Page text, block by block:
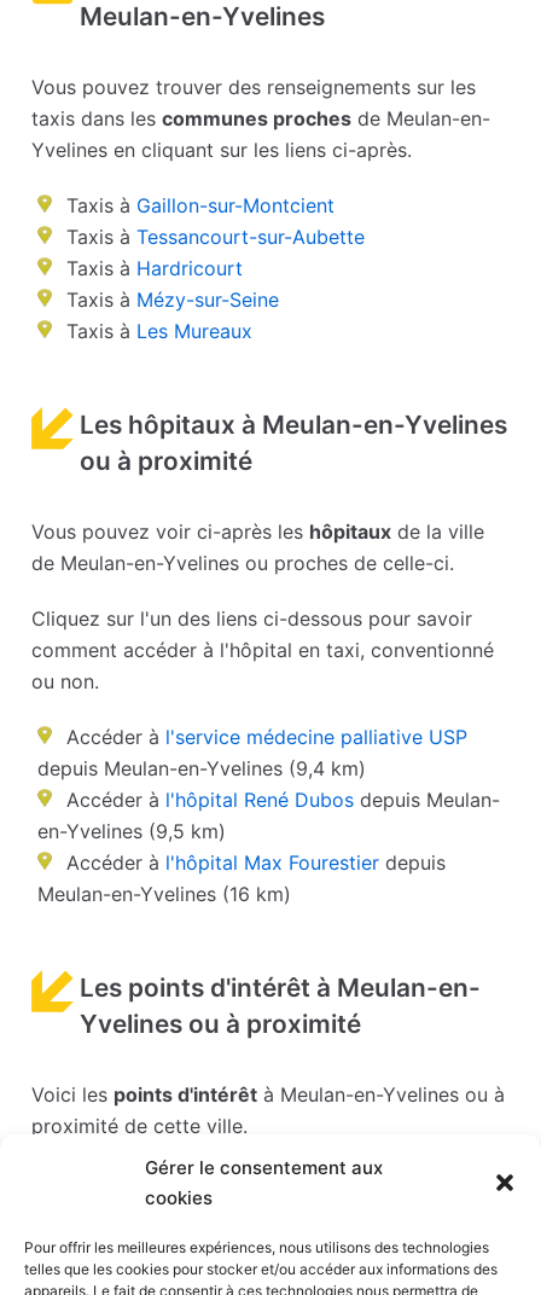
Gérer le consentement aux
cookies
Pour offrir les meilleures expériences, nous utilisons des technologies
telles que les cookies pour stocker et/ou accéder aux informations des
appareils. Le fait de consentir à ces technologies nous permettra de
Meulan-en-Yvelines
Vous pouvez trouver des renseignements sur les
taxis dans lescommunes proches de Meulan-en-
Yvelines en cliquant sur les liens ci-après.
Taxis à Gaillon-sur-Montcient
Taxis àTessancourt-sur-Aubette
Taxis à Hardricourt
Taxis à Mézy-sur-Seine
Taxis à Les Mureaux
Les hôpitaux à Meulan-en-Yvelines
ou à proximité
Vous pouvez voir ci-après les hôpitaux de la ville
de Meulan-en-Yvelines ou proches de celle-ci.
Cliquez sur l'un des liens ci-dessous pour savoir
comment accéder à l'hôpital en taxi, conventionné
ou non.
Accéder à l'service médecine palliative USP
depuis Meulan-en-Yvelines (9,4 km)
Accéder à l'hôpital René Dubos depuis Meulan-
en-Yvelines (9,5 km)
Accéder à l'hôpital Max Fourestier depuis
Meulan-en-Yvelines (16 km)
Les points d'intérêt à Meulan-en-
Yvelines ou à proximité
Voici les points d'intérêt à Meulan-en-Yvelines ou à
proximité de cette ville.
Les points d'intérêts sont généralement bien
desservis en matière de transports. Si vous cliquez
sur l'un des liens ci-dessous, vous en saurez plus
sur l'accessibilité en taxi et la proximité des